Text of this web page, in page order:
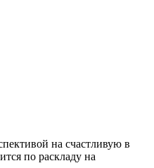
на счастливую в
по раскладу на